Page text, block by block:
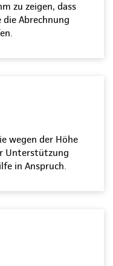
zu zeigen, dass
Abrechnung
wegen der Höhe
Unterstützung
in Anspruch.